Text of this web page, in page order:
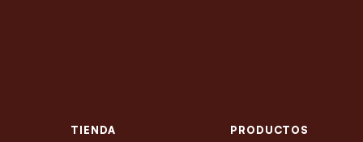
TIENDA PRODUCTOS